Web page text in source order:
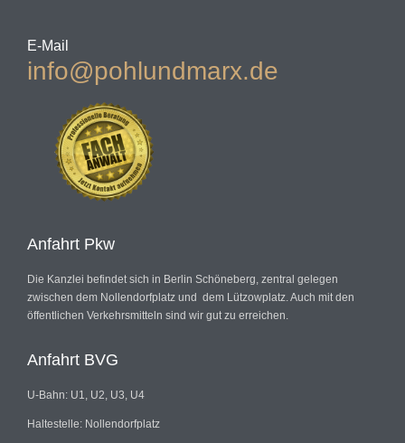
E-Mail
info@pohlundmarx.de
Anfahrt Pkw
Die Kanzlei befindet sich in Berlin Schöneberg, zentral gelegen
zwischen dem Nollendorfplatz und dem Lützowplatz. Auch mit den
öffentlichen Verkehrsmitteln sind wir gut zu erreichen.
Anfahrt BVG
U-Bahn: U1, U2, U3, U4
Haltestelle: Nollendorfplatz